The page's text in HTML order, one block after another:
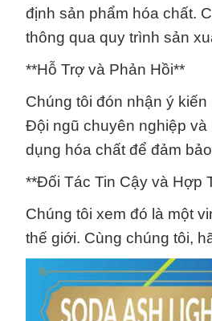
định sản phẩm hóa chất.
thông qua quy trình sản
**Hỗ Trợ và Phản Hồi**
Chúng tôi đón nhận ý
Đội ngũ chuyên nghiệp
dụng hóa chất để đảm
**Đối Tác Tin Cậy và Hợp
Chúng tôi xem đó là một
thế giới. Cùng chúng tôi,